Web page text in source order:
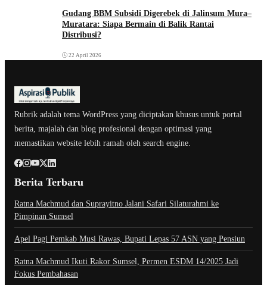
Gudang BBM Subsidi Digerebek di Jalinsum Mura–
Muratara: Siapa Bermain di Balik Rantai
Distribusi?
22 April 2026
Rubrik adalah tema WordPress yang diciptakan khusus untuk portal
berita, majalah dan blog profesional dengan optimasi yang
memastikan website lebih ramah oleh search engine.
Berita Terbaru
Ratna Machmud dan Suprayitno Jalani Safari Silaturahmi ke
Pimpinan Sumsel
Apel Pagi Pemkab Musi Rawas, Bupati Lepas 57 ASN yang Pensiun
Ratna Machmud Ikuti Rakor Sumsel, Permen ESDM 14/2025 Jadi
Fokus Pembahasan